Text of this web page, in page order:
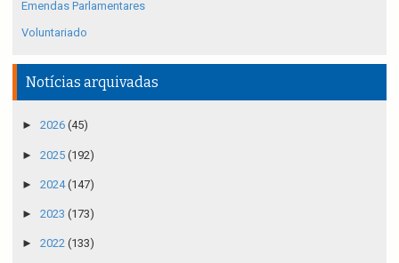
Emendas Parlamentares
Voluntariado
Notícias arquivadas
► 2026 (45)
► 2025 (192)
► 2024(147)
► 2023 (173)
► 2022 (133)